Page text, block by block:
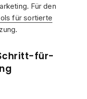
Für den
für sortierte
für-